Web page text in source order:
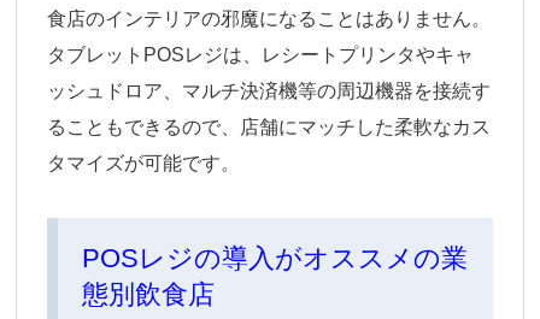
食店のインテリアの邪魔になることはありません。
タブレットPOSレジは、レシートプリンタやキャ
ッシュドロア、マルチ決済機等の周辺機器を接続す
ることもできるので、店舗にマッチした柔軟なカス
タマイズが可能です。
POSレジの導入がオススメの業
態別飲食店